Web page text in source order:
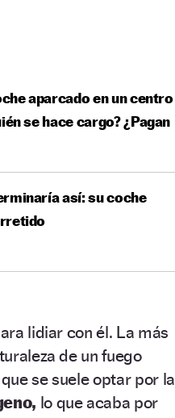
aparcado en un centro
se hace cargo? ¿Pagan
así: su coche
lidiar con él. La más
de un fuego
se suele optar por la
lo que acaba por